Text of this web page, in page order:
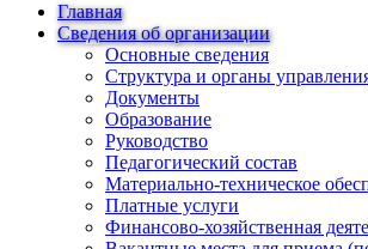
Главная
Сведения об организации
Основные сведения
Структура и органы
Документы
Образование
Руководство
Педагогический состав
Материально-техническое
Платные услуги
Финансово-хозяйственная